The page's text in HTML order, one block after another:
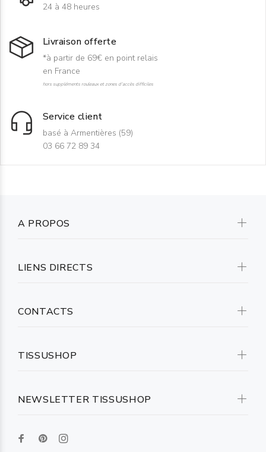
24 à 48 heures
Livraison offerte
*à partir de 69€ en point relais
en France
hors suppléments rouleaux et zones d'accès difficiles
Service client
basé à Armentières (59)
03 66 72 89 34
NEWSLETTER TISSUSHOP
A PROPOS
LIENS DIRECTS
CONTACTS
TISSUSHOP